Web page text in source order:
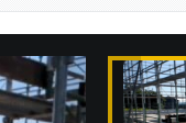
次の物件画像